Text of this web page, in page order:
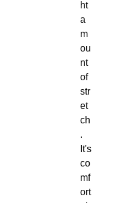
ht
a
m
ou
nt
of
str
et
ch
.
It's
co
mf
ort